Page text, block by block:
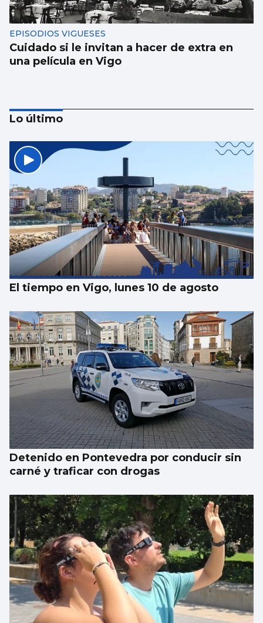
EPISODIOS VIGUESES
Cuidado si le invitan a hacer de extra en
una película en Vigo
El Puerto pone en marcha el cambio del
“skyline” de Guixar
Lo último
El tiempo en Vigo, lunes 10 de agosto
Detenido en Pontevedra por conducir sin
carné y traficar con drogas